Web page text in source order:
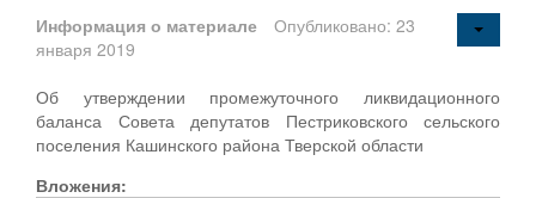
Информация о материале
Опубликовано: 23
января 2019
Об утверждении промежуточного ликвидационного
баланса Совета депутатов Пестриковского сельского
поселения Кашинского района Тверской области
Вложения: